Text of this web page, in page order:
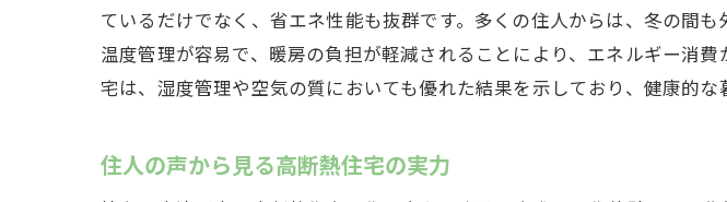
ているだけでなく、省エネ性能も抜群です。多くの住人からは、冬の間
温度管理が容易で、暖房の負担が軽減されることにより、エネルギー消
宅は、湿度管理や空気の質においても優れた結果を示しており、健康的な
住人の声から見る高断熱住宅の実力